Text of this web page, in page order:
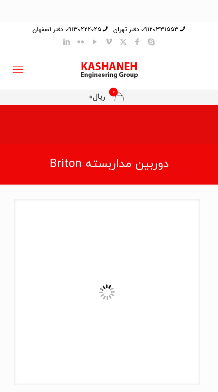
09120331553 دفتر تهران 09130222025 دفتر اصفهان
0 ریال0
دوربین مداربسته Briton